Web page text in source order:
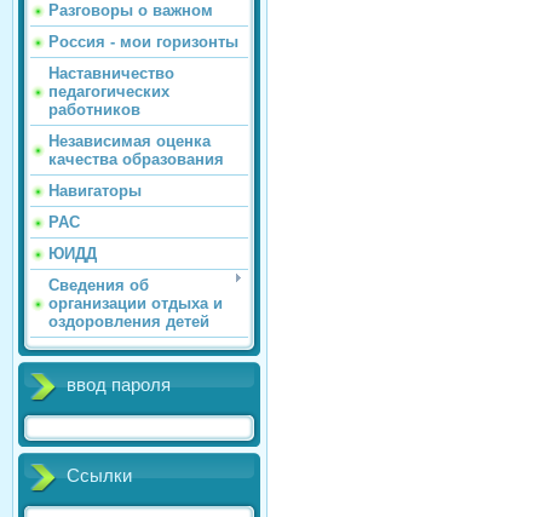
Разговоры о важном
Россия - мои горизонты
Наставничество
педагогических
работников
Независимая оценка
качества образования
Навигаторы
РАС
ЮИДД
Сведения об
организации отдыха и
оздоровления детей
ввод пароля
Ссылки